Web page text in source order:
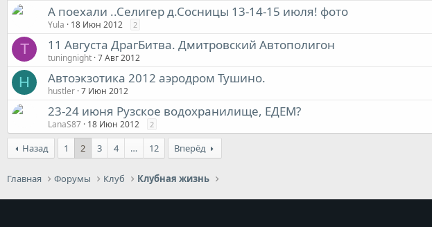
А поехали ..Селигер д.Сосницы 13-14-15 июля! фото
Yula 18 Июн 2012 2
T 11 Августа ДрагБитва. Дмитровский Автополигон
tuningnight 7 Авг 2012
H Автоэкзотика 2012 аэродром Тушино.
hustler 7 Июн 2012
23-24 июня Рузское водохранилище, ЕДЕМ?
LanaS87 18 Июн 2012 2
Назад 1 2 3 4 … 12 Вперёд
Главная Форумы Клуб Клубная жизнь